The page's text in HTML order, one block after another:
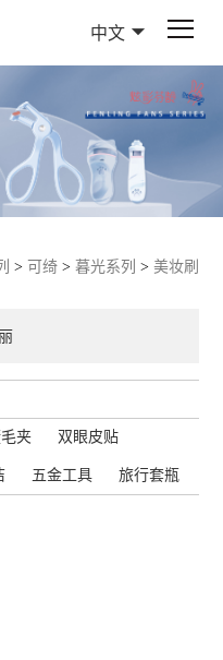
中文
> 可绮> 暮光系列 > 美妆刷
毛夹 双眼皮贴
五金工具 旅行套瓶